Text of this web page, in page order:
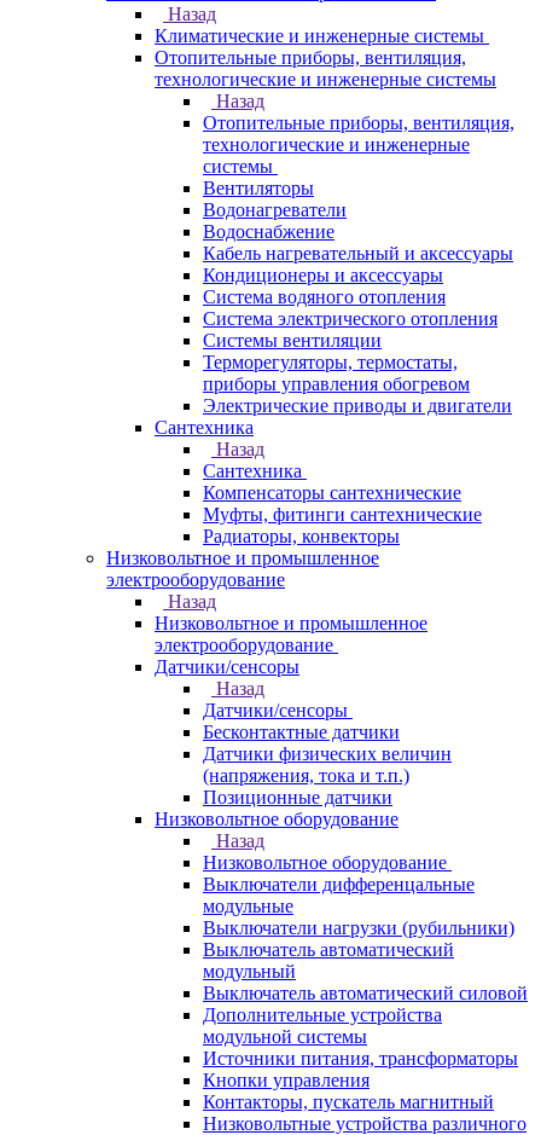
Назад
Климатические и инженерные системы
Отопительные приборы, вентиляция,
технологические и инженерные системы
Назад
Отопительные приборы, вентиляция,
технологические и инженерные
системы
Вентиляторы
Водонагреватели
Водоснабжение
Кабель нагревательный и аксессуары
Кондиционеры и аксессуары
Система водяного отопления
Система электрического отопления
Системы вентиляции
Терморегуляторы, термостаты,
приборы управления обогревом
Электрические приводы и двигатели
Сантехника
Назад
Сантехника
Компенсаторы сантехнические
Муфты, фитинги сантехнические
Радиаторы, конвекторы
Низковольтное и промышленное
электрооборудование
Назад
Низковольтное и промышленное
электрооборудование
Датчики/сенсоры
Назад
Датчики/сенсоры
Бесконтактные датчики
Датчики физических величин
(напряжения, тока и т.п.)
Позиционные датчики
Низковольтное оборудование
Назад
Низковольтное оборудование
Выключатели дифференцальные
модульные
Выключатели нагрузки (рубильники)
Выключатель автоматический
модульный
Выключатель автоматический силовой
Дополнительные устройства
модульной системы
Источники питания, трансформаторы
Кнопки управления
Контакторы, пускатель магнитный
Низковольтные устройства различного